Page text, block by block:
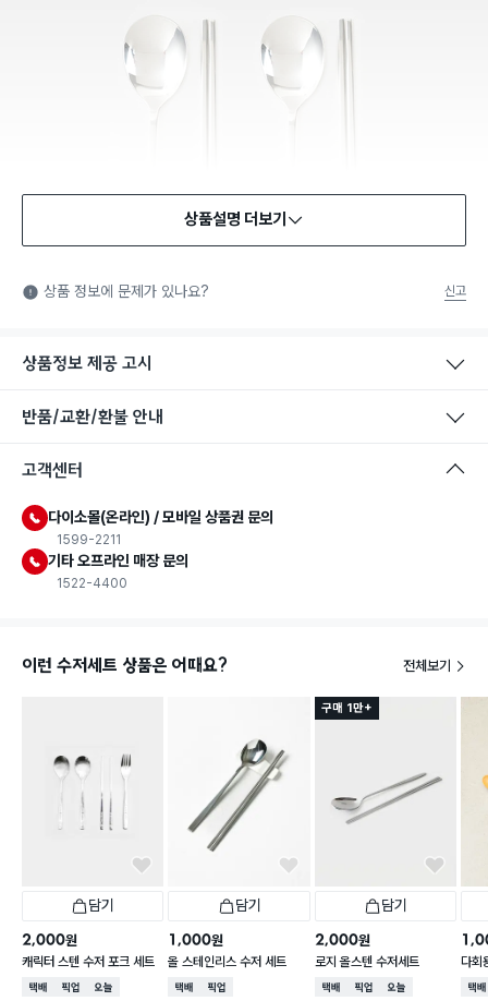
식품용 기구: 식품위생법에서 정한 규격에 따라 제조되어 식품 또
는 식품첨가물에 사용할 수 있는 식품용기구라는 표시입니다.
상품설명 더보기
상품 정보에 문제가 있나요? 신고
상품정보 제공 고시
반품/교환/환불 안내
고객센터
다이소몰(온라인) / 모바일 상품권 문의
1599-2211
기타 오프라인 매장 문의
1522-4400
이런 수저세트 상품은 어때요? 전체보기
담기
2,000원
캐릭터 스텐 수저 포크 세트
택배배송매장픽업오늘배송
담기
1,000원
올 스테인리스 수저 세트
택배배송매장픽업
구매 1만+
담기
2,000원
로지 올스텐 수저세트
택배배송매장픽업오늘배송
다회
택배